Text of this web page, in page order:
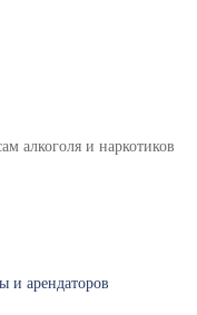
алкоголя и наркотиков
и арендаторов